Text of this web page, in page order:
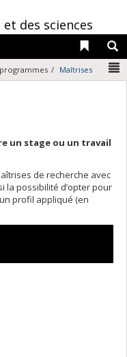
des sciences
Liens
Maîtrises
un stage ou un travail
de recherche avec
la possibilité d’opter pour
profil appliqué (en